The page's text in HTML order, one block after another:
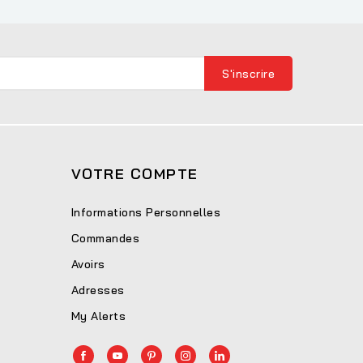
VOTRE COMPTE
Informations Personnelles
Commandes
Avoirs
Adresses
My Alerts